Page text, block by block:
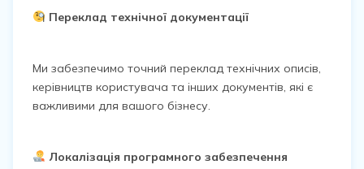
Переклад технічної документації
Ми забезпечимо точний переклад технічних описів,
керівництв користувача та інших документів, які є
важливими для вашого бізнесу.
Локалізація програмного забезпечення